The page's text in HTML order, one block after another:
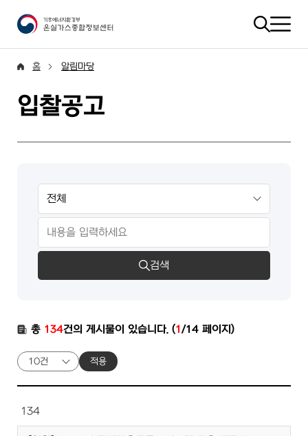
홈 알림마당
입찰공고
검색
총 134건의 게시물이 있습니다. (1/14 페이지)
적용
134